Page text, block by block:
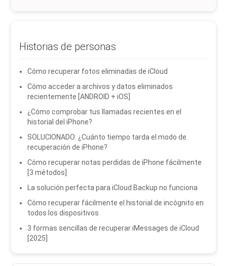
Historias de personas
Cómo recuperar fotos eliminadas de iCloud
Cómo acceder a archivos y datos eliminados
recientemente [ANDROID + iOS]
¿Cómo comprobar tus llamadas recientes en el
historial del iPhone?
SOLUCIONADO: ¿Cuánto tiempo tarda el modo de
recuperación de iPhone?
Cómo recuperar notas perdidas de iPhone fácilmente
[3 métodos]
La solución perfecta para iCloud Backup no funciona
Cómo recuperar fácilmente el historial de incógnito en
todos los dispositivos
3 formas sencillas de recuperar iMessages de iCloud
[2025]